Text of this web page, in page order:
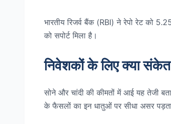
भारतीय रिजर्व बैंक (RBI) ने रेपो रेट को
को सपोर्ट मिला है।
निवेशकों के लिए क्या
सोने और चांदी की कीमतों में आई यह तेजी
के फैसलों का इन धातुओं पर सीधा असर